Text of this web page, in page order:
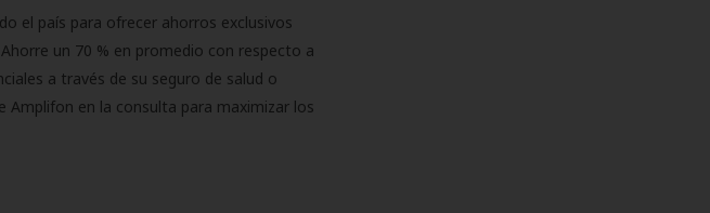
el país para ofrecer ahorros exclusivos
un 70 % en promedio con respecto a
a través de su seguro de salud o
Amplifon en la consulta para maximizar los